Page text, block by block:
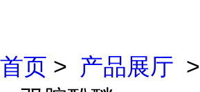
首页 > 产品展厅 >